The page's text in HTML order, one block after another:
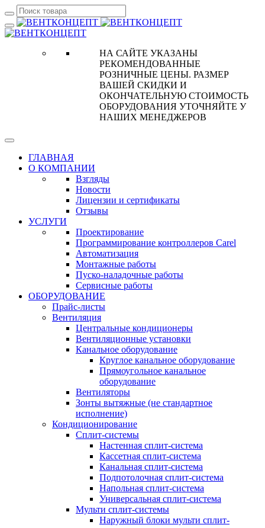
НА САЙТЕ УКАЗАНЫ
РЕКОМЕНДОВАННЫЕ
РОЗНИЧНЫЕ ЦЕНЫ. РАЗМЕР
ВАШЕЙ СКИДКИ И
ОКОНЧАТЕЛЬНУЮ СТОИМОСТЬ
ОБОРУДОВАНИЯ УТОЧНЯЙТЕ У
НАШИХ МЕНЕДЖЕРОВ
ГЛАВНАЯ
О КОМПАНИИ
Взгляды
Новости
Лицензии и сертификаты
Отзывы
УСЛУГИ
Проектирование
Программирование контроллеров Carel
Автоматизация
Монтажные работы
Пуско-наладочные работы
Сервисные работы
ОБОРУДОВАНИЕ
Прайс-листы
Вентиляция
Центральные кондиционеры
Вентиляционные установки
Канальное оборудование
Круглое канальное оборудование
Прямоугольное канальное
оборудование
Вентиляторы
Зонты вытяжные (не стандартное
исполнение)
Кондиционирование
Сплит-системы
Настенная сплит-система
Кассетная сплит-система
Канальная сплит-система
Подпотолочная сплит-система
Напольная сплит-система
Универсальная сплит-система
Мульти сплит-системы
Наружный блоки мульти сплит-